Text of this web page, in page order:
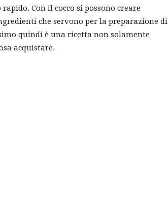
Con il cocco si possono creare
che servono per la preparazione di
quindi è una ricetta non solamente
acquistare.